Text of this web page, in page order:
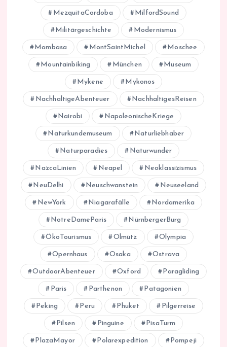
MezquitaCordoba MilfordSound
Militärgeschichte Modernismus
Mombasa MontSaintMichel Moschee
Mountainbiking München Museum
Mykene Mykonos
NachhaltigeAbenteuer NachhaltigesReisen
Nairobi NapoleonischeKriege
Naturkundemuseum Naturliebhaber
Naturparadies Naturwunder
NazcaLinien Neapel Neoklassizismus
NeuDelhi Neuschwanstein Neuseeland
NewYork Niagarafälle Nordamerika
NotreDameParis NürnbergerBurg
ÖkoTourismus Olmütz Olympia
Opernhaus Osaka Ostrava
OutdoorAbenteuer Oxford Paragliding
Paris Parthenon Patagonien
Peking Peru Phuket Pilgerreise
Pilsen Pinguine PisaTurm
PlazaMayor Polarexpedition Pompeji